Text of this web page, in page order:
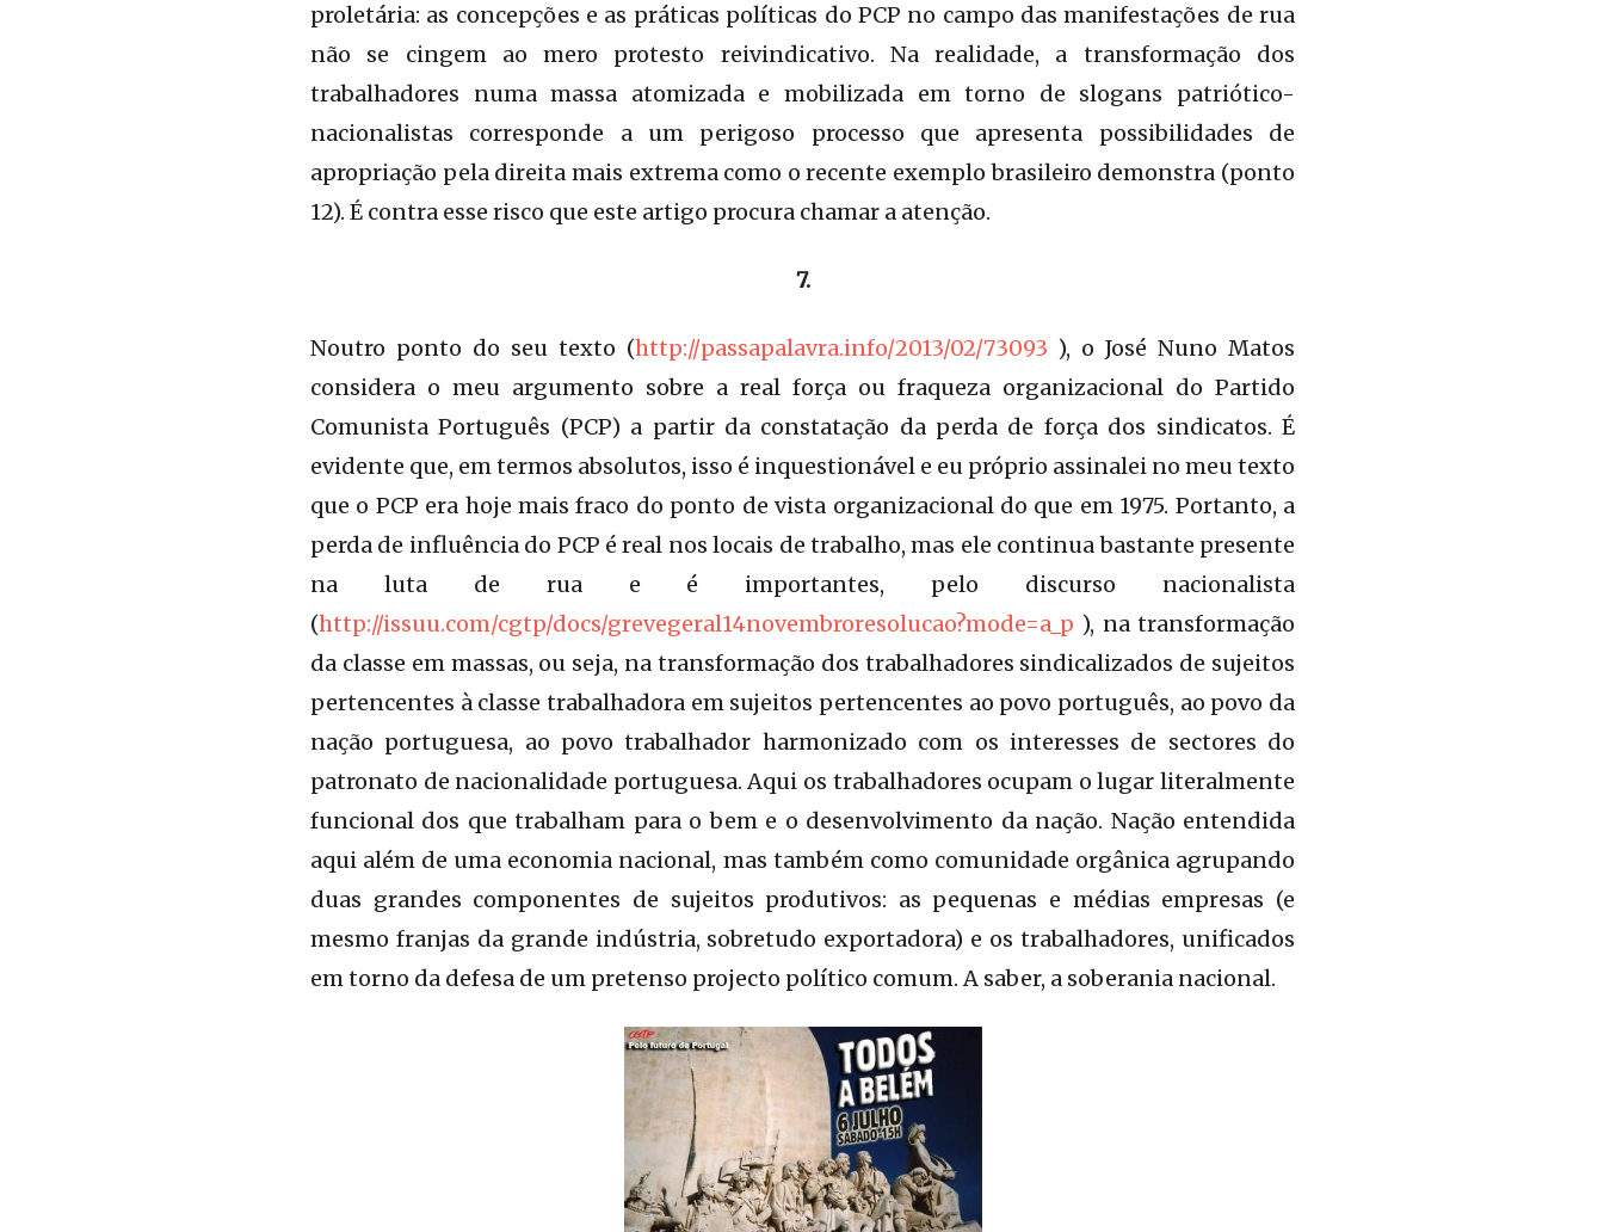
proletária: as concepções e as práticas políticas do PCP no campo das manifestações de rua
não se cingem ao mero protesto reivindicativo. Na realidade, a transformação dos
trabalhadores numa massa atomizada e mobilizada em torno de slogans patriótico-
nacionalistas corresponde a um perigoso processo que apresenta possibilidades de
apropriação pela direita mais extrema como o recente exemplo brasileiro demonstra (ponto
12). É contra esse risco que este artigo procura chamar a atenção.
7.
Noutro ponto do seu texto (http://passapalavra.info/2013/02/73093 ), o José Nuno Matos
considera o meu argumento sobre a real força ou fraqueza organizacional do Partido
Comunista Português (PCP) a partir da constatação da perda de força dos sindicatos. É
evidente que, em termos absolutos, isso é inquestionável e eu próprio assinalei no meu texto
que o PCP era hoje mais fraco do ponto de vista organizacional do que em 1975. Portanto, a
perda de influência do PCP é real nos locais de trabalho, mas ele continua bastante presente
na luta de rua e é importantes, pelo discurso nacionalista
(http://issuu.com/cgtp/docs/grevegeral14novembroresolucao?mode=a_p ), na transformação
da classe em massas, ou seja, na transformação dos trabalhadores sindicalizados de sujeitos
pertencentes à classe trabalhadora em sujeitos pertencentes ao povo português, ao povo da
nação portuguesa, ao povo trabalhador harmonizado com os interesses de sectores do
patronato de nacionalidade portuguesa. Aqui os trabalhadores ocupam o lugar literalmente
funcional dos que trabalham para o bem e o desenvolvimento da nação. Nação entendida
aqui além de uma economia nacional, mas também como comunidade orgânica agrupando
duas grandes componentes de sujeitos produtivos: as pequenas e médias empresas (e
mesmo franjas da grande indústria, sobretudo exportadora) e os trabalhadores, unificados
em torno da defesa de um pretenso projecto político comum. A saber, a soberania nacional.